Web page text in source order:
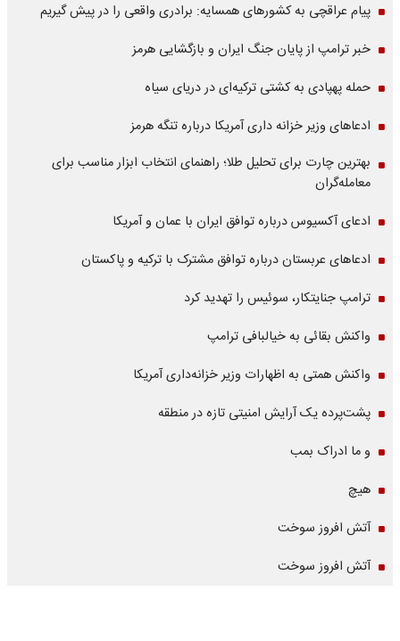
پیام عراقچی به کشورهای همسایه: برادری واقعی را در پیش گیریم
خبر ترامپ از پایان جنگ ایران و بازگشایی هرمز
حمله پهپادی به کشتی ترکیه‌ای در دریای سیاه
ادعاهای وزیر خزانه داری آمریکا درباره تنگه هرمز
بهترین چارت برای تحلیل طلا؛ راهنمای انتخاب ابزار مناسب برای
معامله‌گران
ادعای آکسیوس درباره توافق ایران با عمان و آمریکا
ادعاهای عربستان درباره توافق مشترک با ترکیه و پاکستان
ترامپ جنایتکار، سوئیس را تهدید کرد
واکنش بقائی به خیالبافی ترامپ
واکنش همتی به اظهارات وزیر خزانه‌داری آمریکا
پشت‌پرده یک آرایش امنیتی تازه در منطقه
و ما ادراک بمب
هیچ
آتش افروز سوخت
آتش افروز سوخت